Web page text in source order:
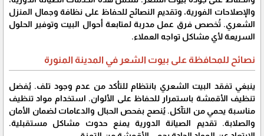
والإصلاحات الفورية، وتقديم النصائح للحفاظ على نظافة وجمال المنزل
الشعري. تُخصص فرق عمل مدربة لمتابعة أحوال البيت وتوفير الحلول
السريعة لأي مشاكل تواجه العملاء.
نصائح للمحافظة على بيوت الشعر في المدينة المنورة
ينبغي تفقد البيت الشعري بانتظام للتأكد من عدم وجود تلف. يُفضل
تنظيف الأقمشة باستمرار للحفاظ على الألوان. استخدام مواد تنظيف
مناسبة يحمي من التآكل. يُنصح بفحص الحبال والدعامات لضمان الأمان
والصلابة. تقديم الصيانة الدورية يمنع حدوث مشاكل مستقبلية.